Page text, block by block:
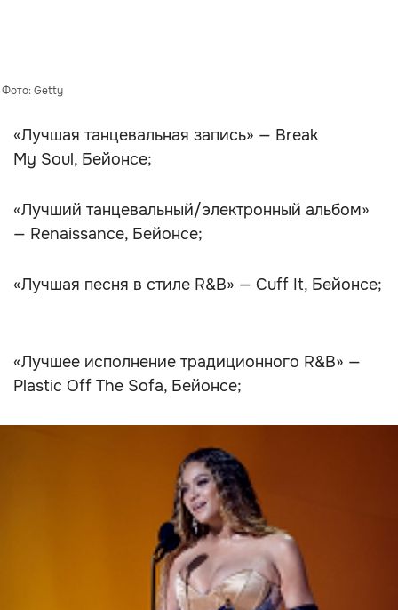
Фото: Getty
«Лучшая танцевальная запись» — Break
My Soul, Бейонсе;
«Лучший танцевальный/электронный альбом»
— Renaissance, Бейонсе;
«Лучшая песня в стиле R&B» — Cuff It, Бейонсе;
«Лучшее исполнение традиционного R&B» —
Plastic Off The Sofa, Бейонсе;